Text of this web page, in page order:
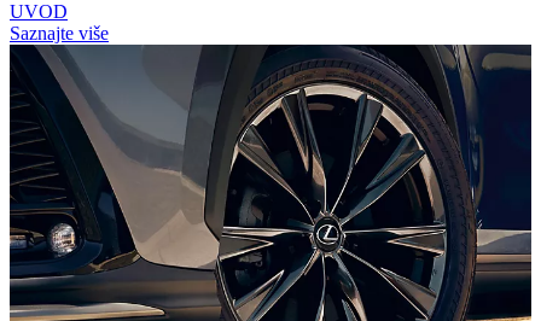
UVOD
Saznajte više